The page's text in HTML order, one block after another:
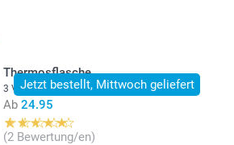
Jetzt bestellt, Mittwoch geliefert
Thermosflasche
3 Varianten
Ab 24.95
(2 Bewertung/en)